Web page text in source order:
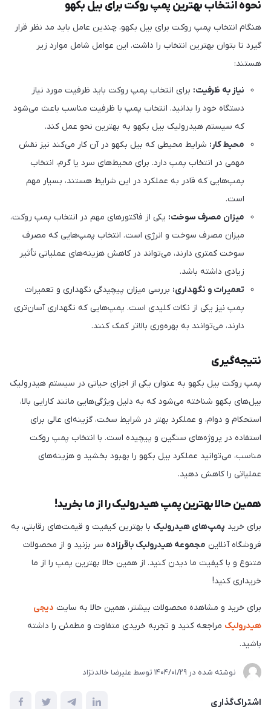
نحوه انتخاب بهترین پمپ روکت برای بیل بکهو
هنگام انتخاب پمپ روکت برای بیل بکهو، چندین عامل باید مد نظر قرار
گیرد تا بتوان بهترین انتخاب را داشت. این عوامل شامل موارد زیر
هستند:
نیاز به ظرفیت: برای انتخاب پمپ روکت باید ظرفیت مورد نیاز
دستگاه خود را بدانید. انتخاب پمپ با ظرفیت مناسب باعث می‌شود
که سیستم هیدرولیک بیل بکهو به بهترین نحو عمل کند.
محیط کار: شرایط محیطی که بیل بکهو در آن کار می‌کند نیز نقش
مهمی در انتخاب پمپ دارد. برای محیط‌های سرد یا گرم، انتخاب
پمپ‌هایی که قادر به عملکرد در این شرایط هستند، بسیار مهم
است.
میزان مصرف سوخت: یکی از فاکتورهای مهم در انتخاب پمپ روکت،
میزان مصرف سوخت و انرژی است. انتخاب پمپ‌هایی که مصرف
سوخت کمتری دارند، می‌تواند در کاهش هزینه‌های عملیاتی تأثیر
زیادی داشته باشد.
تعمیرات و نگهداری: بررسی میزان پیچیدگی نگهداری و تعمیرات
پمپ نیز یکی از نکات کلیدی است. پمپ‌هایی که نگهداری آسان‌تری
دارند، می‌توانند به بهره‌وری بالاتر کمک کنند.
نتیجه‌گیری
پمپ روکت بیل بکهو به عنوان یکی از اجزای حیاتی در سیستم هیدرولیک
بیل‌های بکهو شناخته می‌شود که به دلیل ویژگی‌هایی مانند کارایی بالا،
استحکام و دوام، و عملکرد بهتر در شرایط سخت، گزینه‌ای عالی برای
استفاده در پروژه‌های سنگین و پیچیده است. با انتخاب پمپ روکت
مناسب، می‌توانید عملکرد بیل بکهو را بهبود بخشید و هزینه‌های
عملیاتی را کاهش دهید.
همین حالا بهترین پمپ هیدرولیک را از ما بخرید!
برای خرید پمپ‌های هیدرولیک با بهترین کیفیت و قیمت‌های رقابتی، به
فروشگاه آنلاین مجموعه هیدرولیک باقرزاده سر بزنید و از محصولات
متنوع و با کیفیت ما دیدن کنید. از همین حالا بهترین پمپ را از ما
خریداری کنید!
برای خرید و مشاهده محصولات بیشتر، همین حالا به سایت دیجی
هیدرولیک مراجعه کنید و تجربه خریدی متفاوت و مطمئن را داشته
باشید.
نوشته شده در 1404/01/29 توسط علیرضا خالدنژاد
اشتراک‌گذاری